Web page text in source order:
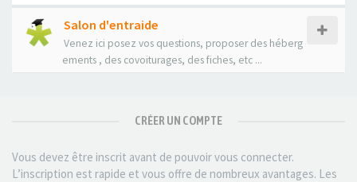
Salon d'entraide
Venez ici posez vos questions, proposer des héberg
ements , des covoiturages, des fiches, etc ...
CRÉER UN COMPTE
Vous devez être inscrit avant de pouvoir vous connecter.
L’inscription est rapide et vous offre de nombreux avantages. Les